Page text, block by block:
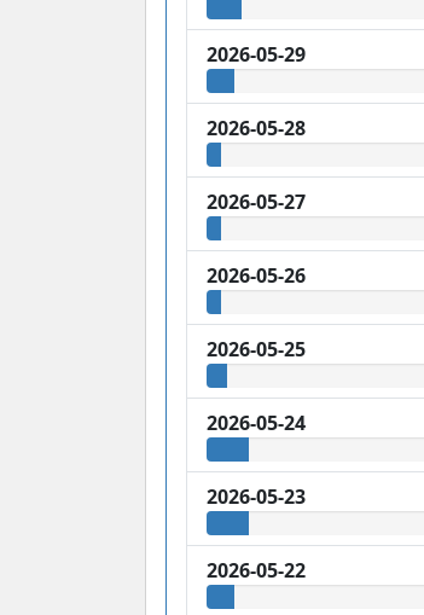
2026-05-29
2026-05-28
2026-05-27
2026-05-26
2026-05-25
2026-05-24
2026-05-23
2026-05-22